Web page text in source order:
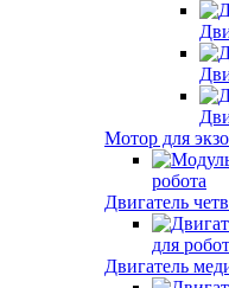
Мотор для
робота
Двигатель
для
Двигатель